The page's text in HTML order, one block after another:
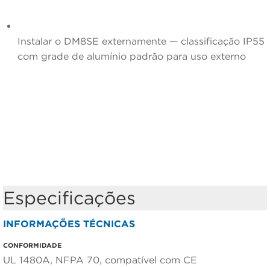
Instalar o DM8SE externamente — classificação IP55
com grade de alumínio padrão para uso externo
Especificações
INFORMAÇÕES TÉCNICAS
CONFORMIDADE
UL 1480A, NFPA 70, compatível com CE